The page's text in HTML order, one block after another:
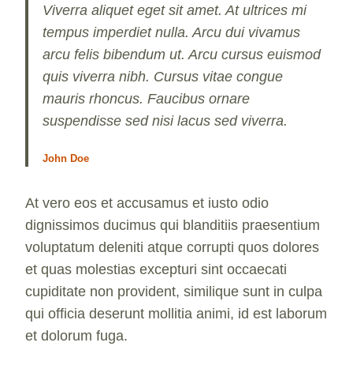
Viverra aliquet eget sit amet. At ultrices mi
tempus imperdiet nulla. Arcu dui vivamus
arcu felis bibendum ut. Arcu cursus euismod
quis viverra nibh. Cursus vitae congue
mauris rhoncus. Faucibus ornare
suspendisse sed nisi lacus sed viverra.
John Doe
At vero eos et accusamus et iusto odio
dignissimos ducimus qui blanditiis praesentium
voluptatum deleniti atque corrupti quos dolores
et quas molestias excepturi sint occaecati
cupiditate non provident, similique sunt in culpa
qui officia deserunt mollitia animi, id est laborum
et dolorum fuga.